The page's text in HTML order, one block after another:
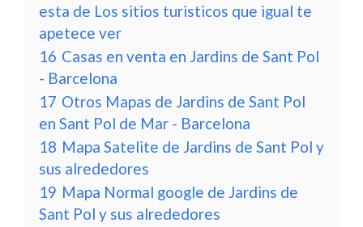
esta de Los sitios turisticos que igual te
apetece ver
16 Casas en venta en Jardins de Sant Pol
- Barcelona
17 Otros Mapas de Jardins de Sant Pol
en Sant Pol de Mar - Barcelona
18 Mapa Satelite de Jardins de Sant Pol y
sus alrededores
19 Mapa Normal google de Jardins de
Sant Pol y sus alrededores